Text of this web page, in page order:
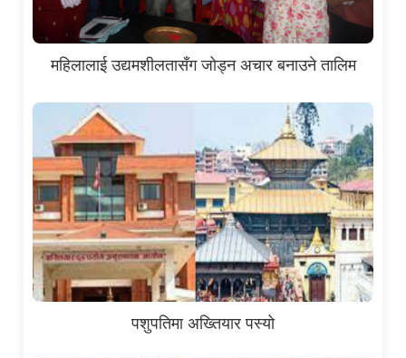
महिलालाई उद्यमशीलतासँग जोड्न अचार बनाउने तालिम
पशुपतिमा अख्तियार पस्यो